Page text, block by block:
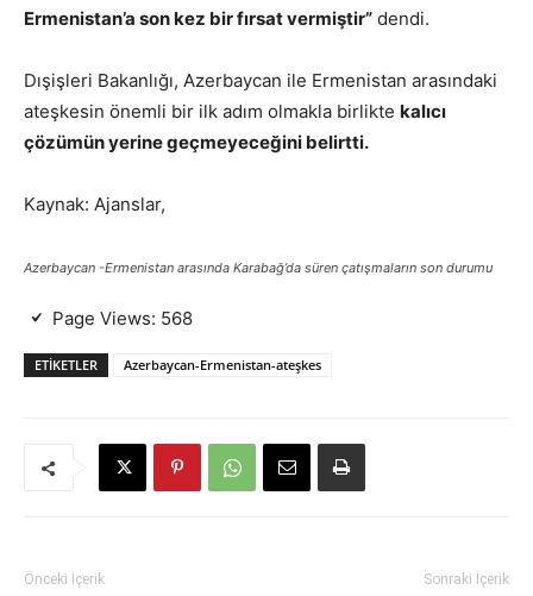
Ermenistan’a son kez bir fırsat vermiştir” dendi.
Dışişleri Bakanlığı, Azerbaycan ile Ermenistan arasındaki
ateşkesin önemli bir ilk adım olmakla birlikte kalıcı
çözümün yerine geçmeyeceğini belirtti.
Kaynak: Ajanslar,
Azerbaycan -Ermenistan arasında Karabağ’da süren çatışmaların son durumu
Page Views: 568
ETIKETLER Azerbaycan-Ermenistan-ateşkes
Önceki İçerik Sonraki İçerik